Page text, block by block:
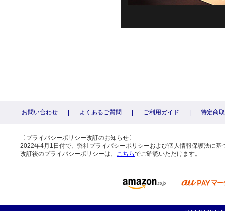
お問い合わせ | よくあるご質問 | ご利用ガイド | 特定商
〔プライバシーポリシー改訂のお知らせ〕
2022年4月1日付で、弊社プライバシーポリシーおよび個人情報保護法に基
改訂後のプライバシーポリシーは、
こちらでご確認いただけます。